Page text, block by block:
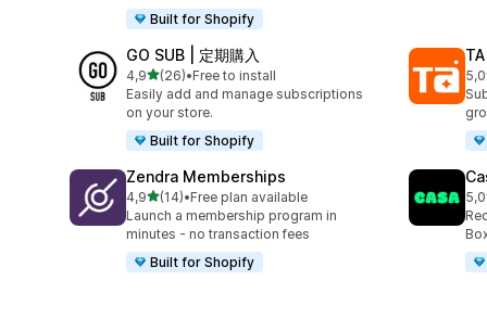
Built for Shopify
GO SUB | 定期購入
4,9/ 5 tähteä
(26)
26 arvostelua yhteensä
•Free to install
Easily add and manage subscriptions
on your store.
Built for Shopify
5,0
39
Zendra Memberships
4,9/ 5 tähteä
(14)
14 arvostelua yhteensä
•Free plan available
Launch a membership program in
minutes - no transaction fees
Built for Shopify
5,0